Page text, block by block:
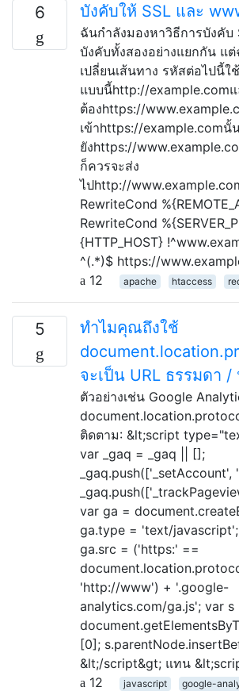
6 บังคับให้ SSL และ
ฉันกำลังมองหาวิธีการบังคั
บังคับทั้งสองอย่างแยกกัน แ
เปลี่ยนเส้นทาง รหัสต่อไปนี้ใ
แบบนี้http://example.comแ
ต้องhttps://
เข้าhttps://example.comนั้
ยังhttps://
ก็ควรจะส่ง
ไปhttp://
RewriteCond
RewriteCond
{HTTP_HOST}
^(.*)$ https://
12
apache htaccess
5
ทำไมคุณถึงใช้
จะเป็น URL ธรรมดา /
ตัวอย่างเช่น Google
ติดตาม: &lt;script
var _gaq = _gaq || [];
_gaq.push(['_setAccount',
var ga =
ga.type = 'text/
ga.src = ('https:' ==
'http://www') + '.google-
analytics.com/ga.js'; var s
[0];
&lt;/script&gt; แทน
12
javascript google-